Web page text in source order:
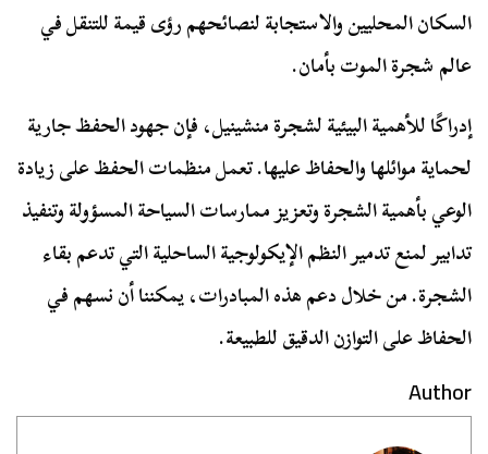
السكان المحليين والاستجابة لنصائحهم رؤى قيمة للتنقل في
عالم شجرة الموت بأمان.
إدراكًا للأهمية البيئية لشجرة منشينيل، فإن جهود الحفظ جارية
لحماية موائلها والحفاظ عليها. تعمل منظمات الحفظ على زيادة
الوعي بأهمية الشجرة وتعزيز ممارسات السياحة المسؤولة وتنفيذ
تدابير لمنع تدمير النظم الإيكولوجية الساحلية التي تدعم بقاء
الشجرة. من خلال دعم هذه المبادرات، يمكننا أن نسهم في
الحفاظ على التوازن الدقيق للطبيعة.
Author